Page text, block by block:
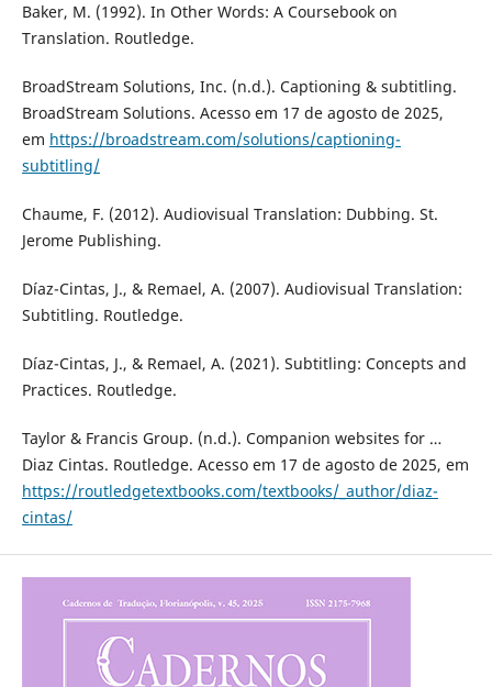
Baker, M. (1992). In Other Words: A Coursebook on
Translation. Routledge.
BroadStream Solutions, Inc. (n.d.). Captioning & subtitling.
BroadStream Solutions. Acesso em 17 de agosto de 2025,
em https://broadstream.com/solutions/captioning-
subtitling/
Chaume, F. (2012). Audiovisual Translation: Dubbing. St.
Jerome Publishing.
Díaz-Cintas, J., & Remael, A. (2007). Audiovisual Translation:
Subtitling. Routledge.
Díaz-Cintas, J., & Remael, A. (2021). Subtitling: Concepts and
Practices. Routledge.
Taylor & Francis Group. (n.d.). Companion websites for …
Diaz Cintas. Routledge. Acesso em 17 de agosto de 2025, em
https://routledgetextbooks.com/textbooks/_author/diaz-
cintas/